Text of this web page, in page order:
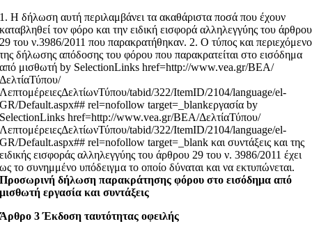
1. Η δήλωση αυτή περιλαμβάνει τα ακαθάριστα ποσά που έχουν
καταβληθεί τον φόρο και την ειδική εισφορά αλληλεγγύης του άρθρου
29 του ν.3986/2011 που παρακρατήθηκαν. 2. Ο τύπος και περιεχόμενο
της δήλωσης απόδοσης του φόρου που παρακρατείται στο εισόδημα
από μισθωτή by SelectionLinks href=http://www.vea.gr/ΒΕΑ/
ΔελτίαΤύπου/
ΛεπτομέρειεςΔελτίωνΤύπου/tabid/322/ItemID/2104/language/el-
GR/Default.aspx## rel=nofollow target=_blankεργασία by
SelectionLinks href=http://www.vea.gr/ΒΕΑ/ΔελτίαΤύπου/
ΛεπτομέρειεςΔελτίωνΤύπου/tabid/322/ItemID/2104/language/el-
GR/Default.aspx## rel=nofollow target=_blank και συντάξεις και της
ειδικής εισφοράς αλληλεγγύης του άρθρου 29 του ν. 3986/2011 έχει
ως το συνημμένο υπόδειγμα το οποίο δύναται και να εκτυπώνεται.
Προσωρινή δήλωση παρακράτησης φόρου στο εισόδημα από
μισθωτή εργασία και συντάξεις
Άρθρο 3 Έκδοση ταυτότητας οφειλής